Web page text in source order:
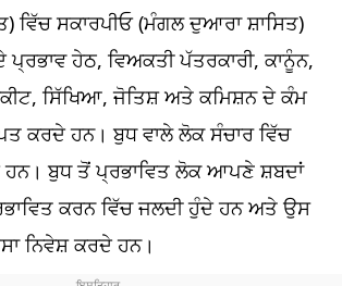
ਵਿੱਚ ਸਕਾਰਪੀਓ (ਮੰਗਲ ਦੁਆਰਾ ਸ਼ਾਸਿਤ)
ਪ੍ਰਭਾਵ ਹੇਠ, ਵਿਅਕਤੀ ਪੱਤਰਕਾਰੀ, ਕਾਨੂੰਨ,
ਸਿੱਖਿਆ, ਜੋਤਿਸ਼ ਅਤੇ ਕਮਿਸ਼ਨ ਦੇ ਕੰਮ
ਕਰਦੇ ਹਨ। ਬੁਧ ਵਾਲੇ ਲੋਕ ਸੰਚਾਰ ਵਿੱਚ
ਬੁਧ ਤੋਂ ਪ੍ਰਭਾਵਿਤ ਲੋਕ ਆਪਣੇ ਸ਼ਬਦਾਂ
ਕਰਨ ਵਿੱਚ ਜਲਦੀ ਹੁੰਦੇ ਹਨ ਅਤੇ ਉਸ
ਨਿਵੇਸ਼ ਕਰਦੇ ਹਨ।